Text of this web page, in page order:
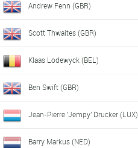
Andrew Fenn (GBR)
Scott Thwaites (GBR)
Klaas Lodewyck (BEL)
Ben Swift (GBR)
Jean-Pierre 'Jempy' Drucker (LUX)
Barry Markus (NED)